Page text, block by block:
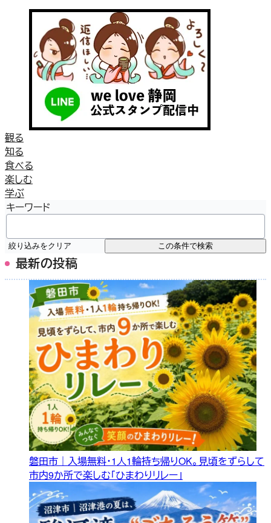
観る
知る
食べる
楽しむ
学ぶ
キーワード
絞り込みをクリア この条件で検索
最新の投稿
磐田市｜入場無料・1人1輪持ち帰りOK。見頃をずらして
市内9か所で楽しむ「ひまわりリレー」